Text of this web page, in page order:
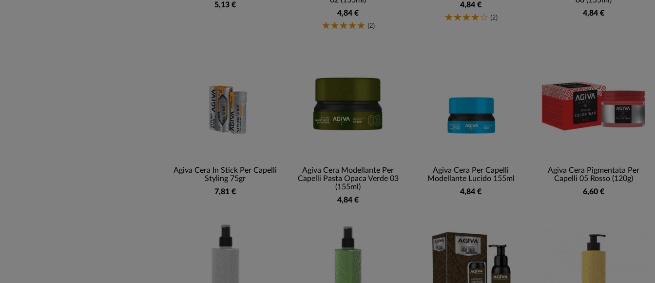
5,13 €
4,84 €
(2)
4,84 €
(2)
4,84 €
Agiva Cera In Stick Per Capelli
Styling 75gr
7,81 €
Agiva Cera Modellante Per
Capelli Pasta Opaca Verde 03
(155ml)
4,84 €
Agiva Cera Per Capelli
Modellante Lucido 155ml
4,84 €
Agiva Cera Pigmentata Per
Capelli 05 Rosso (120g)
6,60 €